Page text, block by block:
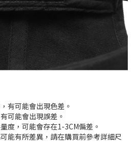
有可能會出現色差。
可能會出現誤差。
度，可能會存在1-3CM偏差。
能有所差異，請在購買前參考詳細尺